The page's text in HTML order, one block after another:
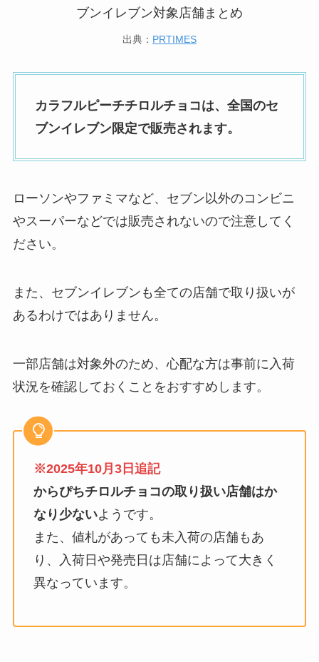
出典： PRTIMES
カラフルピーチチロルチョコは、全国のセ
ブンイレブン限定で販売されます。
ローソンやファミマなど、セブン以外のコンビニ
やスーパーなどでは販売されないので注意してく
ださい。
また、セブンイレブンも全ての店舗で取り扱いが
あるわけではありません。
一部店舗は対象外のため、心配な方は事前に入荷
状況を確認しておくことをおすすめします。
※2025年10月3日追記
からぴちチロルチョコの取り扱い店舗はか
なり少ないようです。
また、値札があっても未入荷の店舗もあ
り、入荷日や発売日は店舗によって大きく
異なっています。